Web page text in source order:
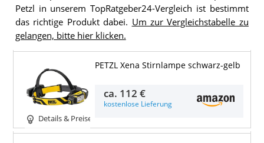
Petzl in unserem TopRatgeber24-Vergleich ist bestimmt
das richtige Produkt dabei. Um zur Vergleichstabelle zu
gelangen, bitte hier klicken.
Details & Preise
PETZL Xena Stirnlampe schwarz-gelb
ca. 112 €
kostenlose Lieferung